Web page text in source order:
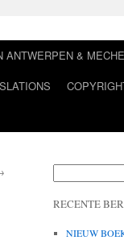
ANTWERPEN &
RECENTE
NIEUW